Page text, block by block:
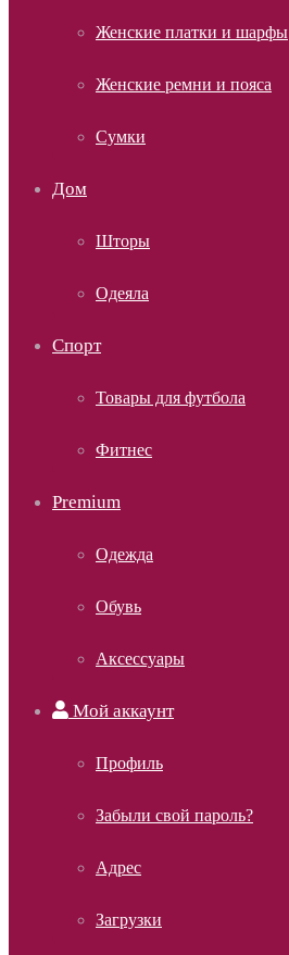
Женские платки и шарфы
Женские ремни и пояса
Сумки
Дом
Шторы
Одеяла
Спорт
Товары для футбола
Фитнес
Premium
Одежда
Обувь
Аксессуары
Мой аккаунт
Профиль
Забыли свой пароль?
Адрес
Загрузки